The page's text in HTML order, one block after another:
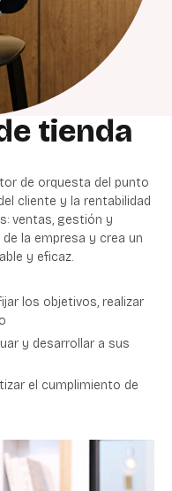
tienda
de orquesta del punto
cliente y la rentabilidad
ventas, gestión y
la empresa y crea un
y eficaz.
los objetivos, realizar
y desarrollar a sus
el cumplimiento de